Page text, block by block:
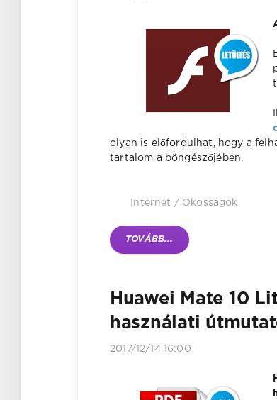
olyan is előfordulhat, hogy a
tartalom a böngészőjében.
Internet / Okosságok
TOVÁBB...
Huawei Mate 10
használati
2017/12/14 16:00